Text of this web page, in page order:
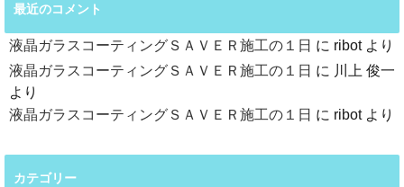
最近のコメント
液晶ガラスコーティングＳＡＶＥＲ施工の１日 に ribotより
液晶ガラスコーティングＳＡＶＥＲ施工の１日 に 川上 俊一
より
液晶ガラスコーティングＳＡＶＥＲ施工の１日 に ribotより
カテゴリー